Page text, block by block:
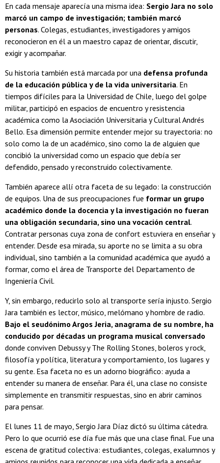
En cada mensaje aparecía una misma idea: Sergio Jara no solo
marcó un campo de investigación; también marcó
personas. Colegas, estudiantes, investigadores y amigos
reconocieron en él a un maestro capaz de orientar, discutir,
exigir y acompañar.
Su historia también está marcada por una defensa profunda
de la educación pública y de la vida universitaria. En
tiempos difíciles para la Universidad de Chile, luego del golpe
militar, participó en espacios de encuentro y resistencia
académica como la Asociación Universitaria y Cultural Andrés
Bello. Esa dimensión permite entender mejor su trayectoria: no
solo como la de un académico, sino como la de alguien que
concibió la universidad como un espacio que debía ser
defendido, pensado y reconstruido colectivamente.
También aparece allí otra faceta de su legado: la construcción
de equipos. Una de sus preocupaciones fue formar un grupo
académico donde la docencia y la investigación no fueran
una obligación secundaria, sino una vocación central.
Contratar personas cuya zona de confort estuviera en enseñar y
entender. Desde esa mirada, su aporte no se limita a su obra
individual, sino también a la comunidad académica que ayudó a
formar, como el área de Transporte del Departamento de
Ingeniería Civil.
Y, sin embargo, reducirlo solo al transporte sería injusto. Sergio
Jara también es lector, músico, melómano y hombre de radio.
Bajo el seudónimo Argos Jeria, anagrama de su nombre, ha
conducido por décadas un programa musical conversado
donde conviven Debussy y The Rolling Stones, boleros y rock,
filosofía y política, literatura y comportamiento, los lugares y
su gente. Esa faceta no es un adorno biográfico: ayuda a
entender su manera de enseñar. Para él, una clase no consiste
simplemente en transmitir respuestas, sino en abrir caminos
para pensar.
El lunes 11 de mayo, Sergio Jara Díaz dictó su última cátedra.
Pero lo que ocurrió ese día fue más que una clase final. Fue una
escena de gratitud colectiva: estudiantes, colegas, exalumnos y